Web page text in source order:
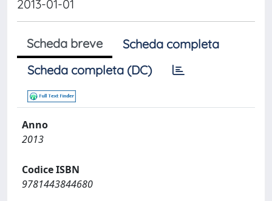
2013-01-01
Scheda breve
Scheda completa
Scheda completa (DC)
Anno
2013
Codice ISBN
9781443844680